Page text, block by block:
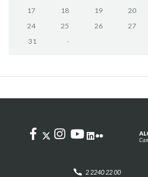
17
18 19 20
24
25 26 27
31
-
2 2240 22 00